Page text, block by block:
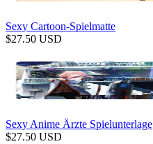
Sexy Cartoon-Spielmatte
$27.50 USD
Sexy Anime Ärzte Spielunterlage
$27.50 USD